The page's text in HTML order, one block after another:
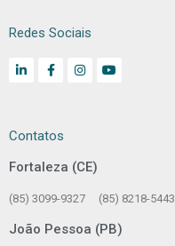
Redes Sociais
Contatos
Fortaleza (CE)
(85) 3099-9327 (85) 8218-5443
João Pessoa (PB)